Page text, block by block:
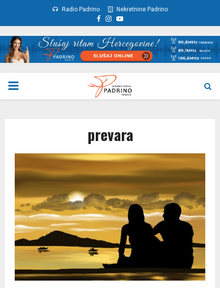
Radio Padrino Nekretnine Padrino
Facebook
Instagram
Youtube
PRIMARY
prevara